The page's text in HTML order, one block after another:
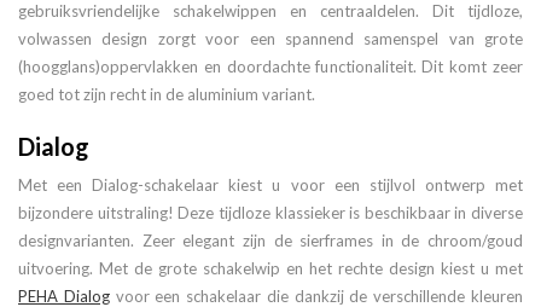
gebruiksvriendelijke schakelwippen en centraaldelen. Dit tijdloze,
volwassen design zorgt voor een spannend samenspel van grote
(hoogglans)oppervlakken en doordachte functionaliteit. Dit komt zeer
goed tot zijn recht in de aluminium variant.
Dialog
Met een Dialog-schakelaar kiest u voor een stijlvol ontwerp met
bijzondere uitstraling! Deze tijdloze klassieker is beschikbaar in diverse
designvarianten. Zeer elegant zijn de sierframes in de chroom/goud
uitvoering. Met de grote schakelwip en het rechte design kiest u met
PEHA Dialogvoor een schakelaar die dankzij de verschillende kleuren